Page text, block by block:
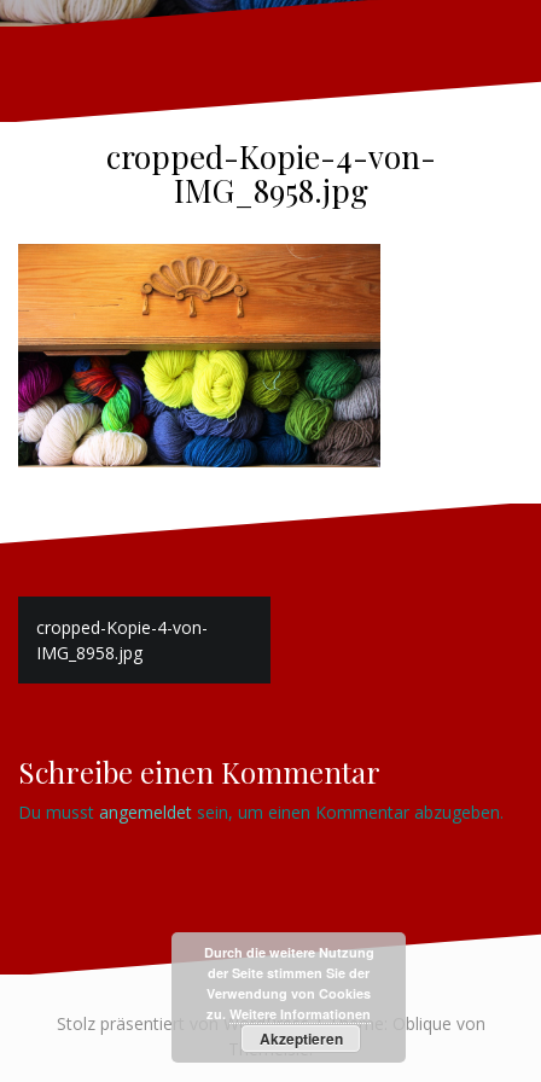
cropped-Kopie-4-von-
IMG_8958.jpg
Beitragsnavigation
cropped-Kopie-4-von-
IMG_8958.jpg
Schreibe einen Kommentar
Du musst angemeldet sein, um einen Kommentar abzugeben.
Stolz präsentiert von WordPress|Theme: Oblique von
Themeisle.
Durch die weitere Nutzung
der Seite stimmen Sie der
Verwendung von Cookies
zu. Weitere Informationen
Akzeptieren